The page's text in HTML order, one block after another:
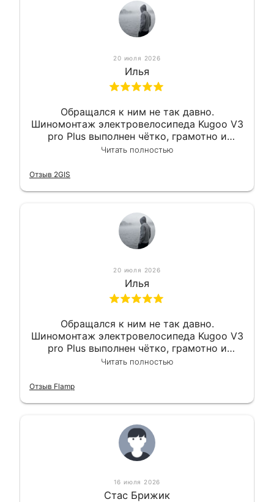
20 июля 2026
Илья
Обращался к ним не так давно.
Шиномонтаж электровелосипеда Kugoo V3
pro Plus выполнен чётко, грамотно и
квалифицированно. Всё сделано
Читать полностью
Отзыв 2GIS
20 июля 2026
Илья
Обращался к ним не так давно.
Шиномонтаж электровелосипеда Kugoo V3
pro Plus выполнен чётко, грамотно и
квалифицированно. Всё сделано
Читать полностью
Отзыв Flamp
16 июля 2026
Стас Брижик